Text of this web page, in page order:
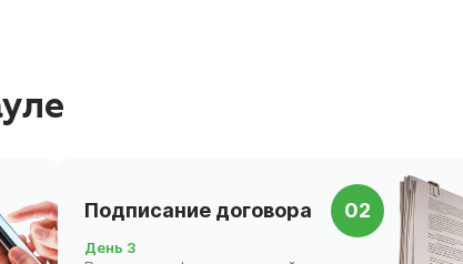
Подписание договора 02
День 3